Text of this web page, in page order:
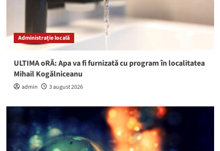
Administrație locală
ULTIMA oRĂ: Apa va fi furnizată cu program în localitatea
Mihail Kogălniceanu
admin 3 august 2026